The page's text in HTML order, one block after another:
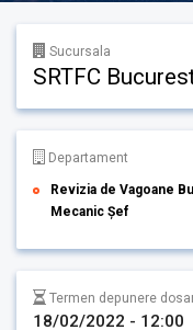
Sucursala
SRTFC
Departament
Revizia de Vagoane
Mecanic Șef
Termen depunere
18/02/2022 - 12:00